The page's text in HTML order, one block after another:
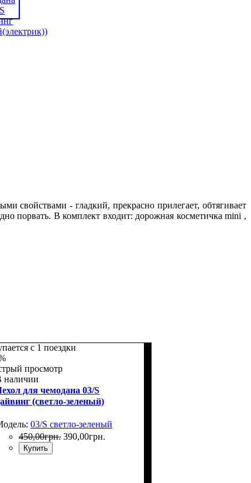
свойствами - гладкий, прекрасно прилегает, обтягивает
порвать. В комплект входит: дорожная косметичка mini ,
с 1 поездки
просмотр
наличии
для чемодана 03/S
(светло-зеленый)
03/S светло-зеленый
450,00грн. 390,00грн.
Купить